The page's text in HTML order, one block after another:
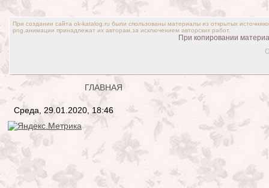
При создании сайта ok-katalog.ru были спользованы материалы из открытых
png,анимации принадлежат их авторам,за исключением авторских работ.
При копировании
ГЛАВНАЯ
Среда, 29.01.2020, 18:46